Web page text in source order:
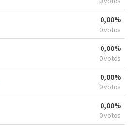
0,00%
0 votos
0,00%
0 votos
0,00%
0 votos
0,00%
0 votos